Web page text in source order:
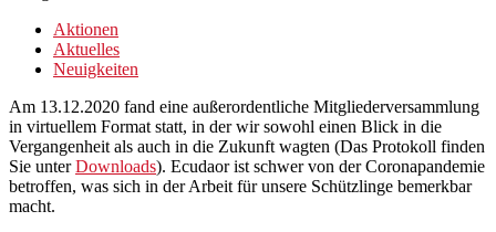
Aktionen
Aktuelles
Neuigkeiten
Am 13.12.2020 fand eine außerordentliche Mitgliederversammlung
in virtuellem Format statt, in der wir sowohl einen Blick in die
Vergangenheit als auch in die Zukunft wagten (Das Protokoll finden
Sie unterDownloads). Ecudaor ist schwer von der Coronapandemie
betroffen, was sich in der Arbeit für unsere Schützlinge bemerkbar
macht.